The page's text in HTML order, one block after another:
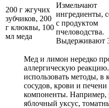
200 г жгучих
зубчиков, 200
г клюквы, 100
мл меда
Измельчают
ингредиенты,
с продуктом
пчеловодства.
Выдерживают
Мед и лимон нередко
аллергическую
использовать методы, в
сосудов, крови и
компоненты. Например,
яблочный уксус,